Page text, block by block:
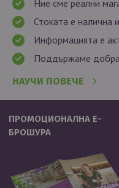
Ние сме реални
Стоката е налична
Информацията е
Поддържаме добра
НАУЧИ ПОВЕЧЕ
ПРОМОЦИОНАЛНА Е-
БРОШУРА